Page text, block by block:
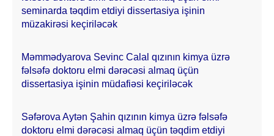
seminarda təqdim etdiyi dissertasiya işinin
müzakirəsi keçiriləcək
Məmmədyarova Sevinc Calal qızının kimya üzrə
fəlsəfə doktoru elmi dərəcəsi almaq üçün
dissertasiya işinin müdafiəsi keçiriləcək
Səfərova Aytən Şahin qızının kimya üzrə fəlsəfə
doktoru elmi dərəcəsi almaq üçün təqdim etdiyi